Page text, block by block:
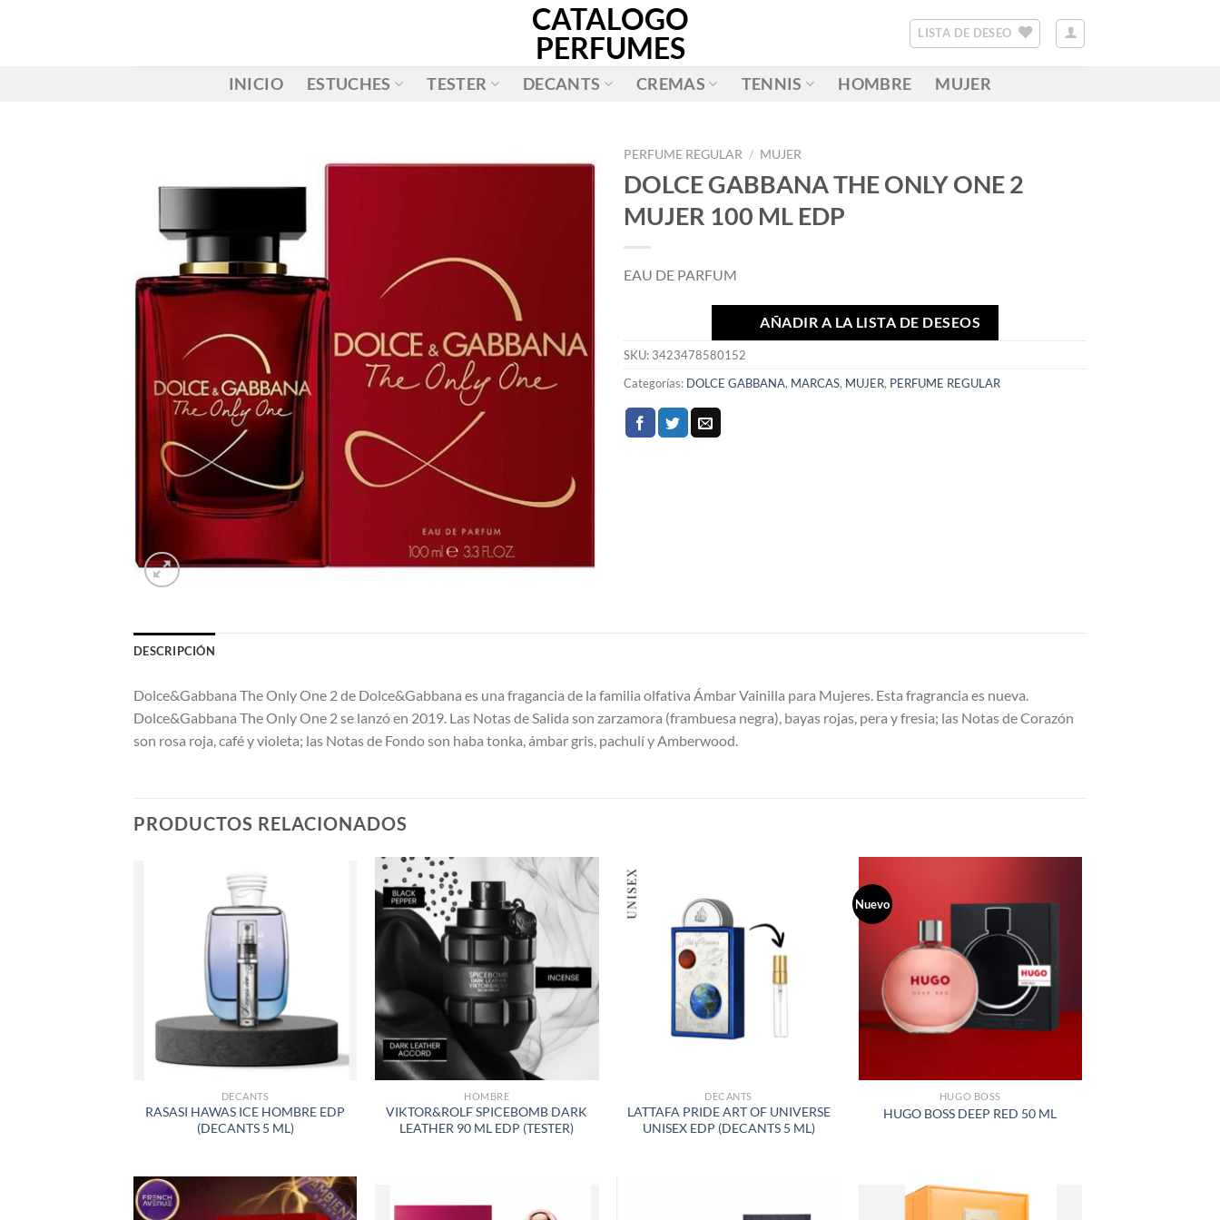
CATALOGO
PERFUMES
LISTA DE DESEO
INICIO ESTUCHES TESTER DECANTS CREMAS TENNIS HOMBRE MUJER
PERFUME REGULAR / MUJER
DOLCE GABBANA THE ONLY ONE 2
MUJER 100 ML EDP
EAU DE PARFUM
AÑADIR A LA LISTA DE DESEOS
SKU: 3423478580152
Categorías: DOLCE GABBANA, MARCAS, MUJER, PERFUME REGULAR
DESCRIPCIÓN
Dolce&Gabbana The Only One 2 de Dolce&Gabbana es una fragancia de la familia olfativa Ámbar Vainilla para Mujeres. Esta fragrancia es nueva.
Dolce&Gabbana The Only One 2 se lanzó en 2019. Las Notas de Salida son zarzamora (frambuesa negra), bayas rojas, pera y fresia; las Notas de Corazón
son rosa roja, café y violeta; las Notas de Fondo son haba tonka, ámbar gris, pachulí y Amberwood.
PRODUCTOS RELACIONADOS
DECANTS
RASASI HAWAS ICE HOMBRE EDP
(DECANTS 5 ML)
A LA
DESEOS
HOMBRE
VIKTOR&ROLF SPICEBOMB DARK
LEATHER 90 ML EDP (TESTER)
LISTA
DESEOS
DECANTS
LATTAFA PRIDE ART OF UNIVERSE
UNISEX EDP (DECANTS 5 ML)
Nuevo
LISTA
DE
DESEOS
HUGO BOSS
HUGO BOSS DEEP RED 50 ML